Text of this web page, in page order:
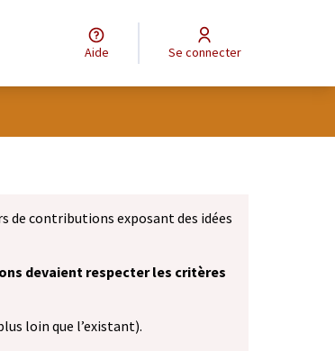
Aide Se connecter
de contributions exposant des idées
devaient respecter les critères
loin que l’existant).